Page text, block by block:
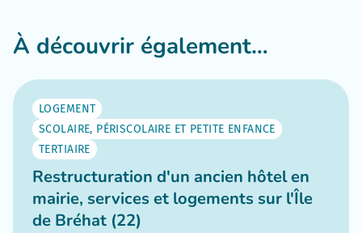
À découvrir également…
LOGEMENT
SCOLAIRE, PÉRISCOLAIRE ET PETITE ENFANCE
TERTIAIRE
Restructuration d'un ancien hôtel en
mairie, services et logements sur l'Île
de Bréhat (22)